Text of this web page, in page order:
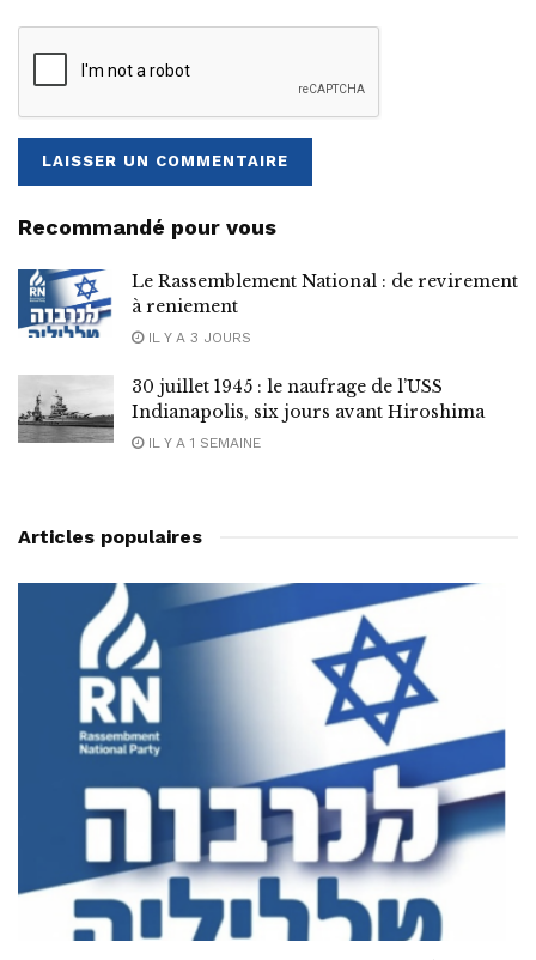
Recommandé pour vous
Le Rassemblement National : de revirement
à reniement
IL Y A 3 JOURS
30 juillet 1945 : le naufrage de l’USS
Indianapolis, six jours avant Hiroshima
IL Y A 1 SEMAINE
Articles populaires